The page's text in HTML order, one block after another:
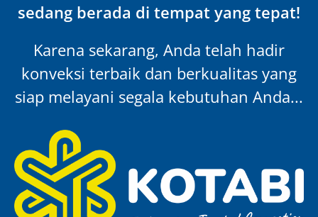
sedang berada di tempat yang tepat!
Karena sekarang, Anda telah hadir
konveksi terbaik dan berkualitas yang
siap melayani segala kebutuhan Anda...